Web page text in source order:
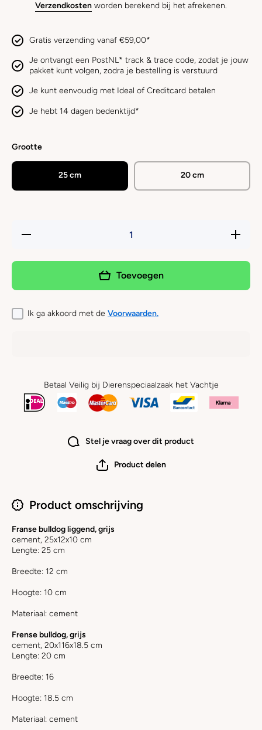
Verzendkosten worden berekend bij het afrekenen.
Gratis verzending vanaf €59,00*
Je ontvangt een PostNL* track & trace code, zodat je jouw
pakket kunt volgen, zodra je bestelling is verstuurd
Je kunt eenvoudig met Ideal of Creditcard betalen
Je hebt 14 dagen bedenktijd*
Grootte
25 cm 20 cm
Hoeveelheid
Verhoog
Voss -
bulldog
Toevoegen
Ik ga akkoord met de Voorwaarden.
Betaal Veilig bij Dierenspeciaalzaak het Vachtje
Stel je vraag over dit product
Product delen
Product omschrijving
Franse bulldog liggend, grijs
cement, 25x12x10 cm
Lengte: 25 cm
Breedte: 12 cm
Hoogte: 10 cm
Materiaal: cement
Frense bulldog, grijs
cement, 20x116x18.5 cm
Lengte: 20 cm
Breedte: 16
Hoogte: 18.5 cm
Materiaal: cement